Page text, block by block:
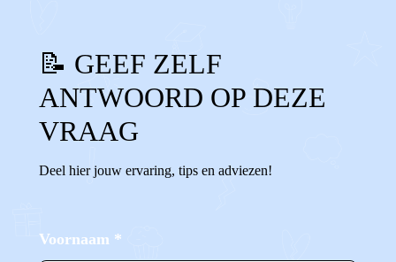
📝 GEEF ZELF
ANTWOORD OP DEZE
VRAAG
Deel hier jouw ervaring, tips en adviezen!
Voornaam *